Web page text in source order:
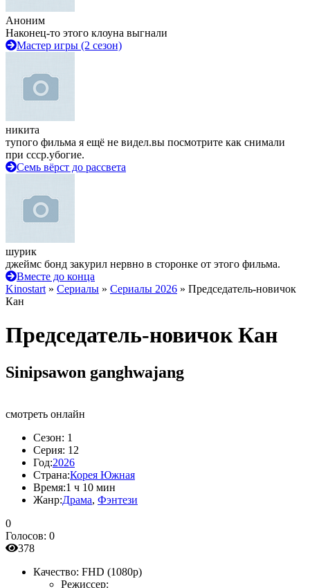
Аноним
Наконец-то этого клоуна выгнали
Мастер игры (2 сезон)
никита
тупого фильма я ещё не видел.вы посмотрите как снимали
при ссср.убогие.
Семь вёрст до рассвета
шурик
джеймс бонд закурил нервно в сторонке от этого фильма.
Вместе до конца
Kinostart » Сериалы » Сериалы 2026 » Председатель-новичок
Кан
Председатель-новичок Кан
Sinipsawon ganghwajang
смотреть онлайн
Сезон: 1
Серия: 12
Год:2026
Страна:Корея Южная
Время:1 ч 10 мин
Жанр:Драма, Фэнтези
0
Голосов: 0
378
Качество: FHD (1080p)
Режиссер: